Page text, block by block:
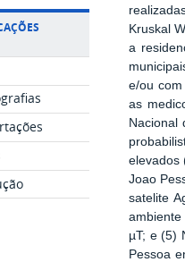
Kruskal
a
e/ou
as
Nacional
elevados
Joao
satelite
µT; e (5)
Pessoa